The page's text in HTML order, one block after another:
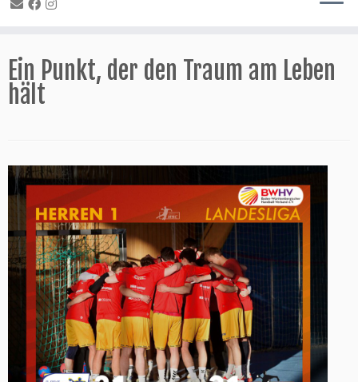
Inhalt
springen
Ein Punkt, der den Traum am Leben
hält